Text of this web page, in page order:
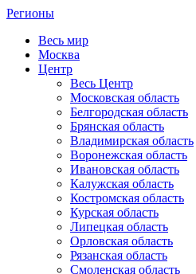
Регионы
Весь мир
Москва
Центр
Весь Центр
Московская область
Белгородская область
Брянская область
Владимирская область
Воронежская область
Ивановская область
Калужская область
Костромская область
Курская область
Липецкая область
Орловская область
Рязанская область
Смоленская область